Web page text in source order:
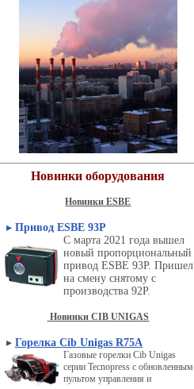
Новинки оборудования
Новинки ESBE
▸ Привод ESBE 93P
С марта 2021 года вышел
новый пропорциональный
привод ESBE 93P. Пришел
на смену снятому с
производства 92P.
Новинки CIB UNIGAS
▸ Горелка Cib Unigas R75A
Газовые горелки Cib Unigas
серии Tecnopress с обновленным
пультом управления и